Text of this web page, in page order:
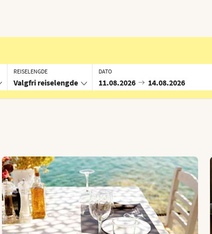
REISELENGDE
Valgfri reiselengde
DATO
11.08.2026 14.08.2026